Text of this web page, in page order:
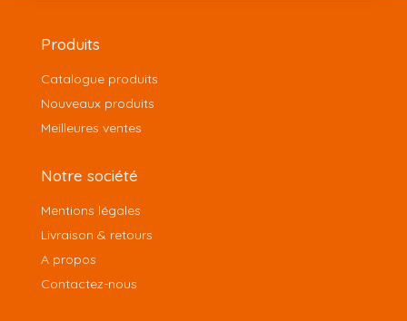
Produits
Catalogue produits
Nouveaux produits
Meilleures ventes
Notre société
Mentions légales
Livraison & retours
A propos
Contactez-nous